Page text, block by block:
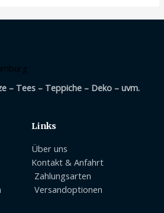
– Tees – Teppiche – Deko – uvm.
Links
Über uns
Kontakt & Anfahrt
Zahlungsarten
Versandoptionen